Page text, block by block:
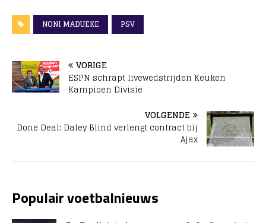
NONI MADUEKE PSV
VORIGE
ESPN schrapt livewedstrijden Keuken
Kampioen Divisie
VOLGENDE
Done Deal: Daley Blind verlengt contract bij
Ajax
Populair voetbalnieuws